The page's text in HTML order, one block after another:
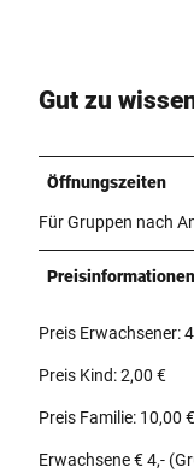
Gut zu
Öffnungszeiten
Für Gruppen nach
Preisinformationen
Preis Erwachsener:
Preis Kind: 2,00 €
Preis Familie: 10,00 €
Erwachsene € 4,-